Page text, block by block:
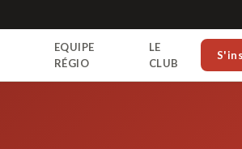
EQUIPE
RÉGIO
LE
CLUB